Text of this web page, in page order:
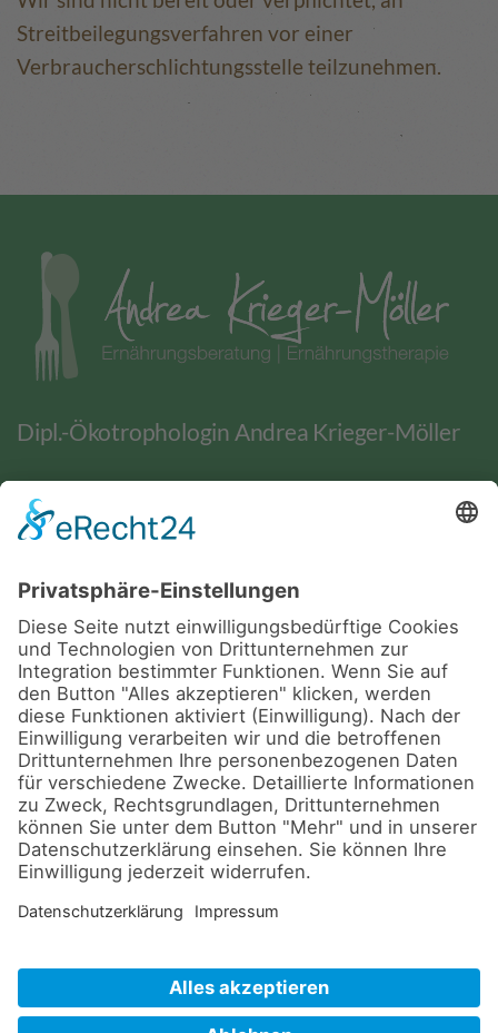
Streitbeilegungsverfahren vor einer
Verbraucherschlichtungsstelle teilzunehmen.
Dipl.-Ökotrophologin Andrea Krieger-Möller
BERATUNG
Ernährungstherapie
BGF / BGM
Vorträge und Workshops
WEITERE ANGEBOTE
Kurse
BIA-Messung
Yoga
LINKS
Profil / Über mich
Kontakt
Impressum
Datenschutz
©2026Andrea Krieger-Möller| Ernährungsberatung und